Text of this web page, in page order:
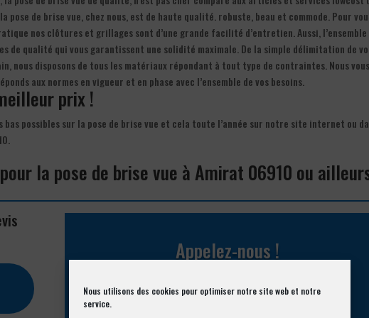
Nous utilisons des cookies pour optimiser notre site web et notre
service.
de brise vue, chez nous, est de haute qualité. robuste, beau et commode. Pour
nos clôtures et grillages sont d’une grande facilité d’entretien. Aussi, l’ensemble
de qualité qui vous garantissent une solidité maximale. De la simple délimitation de
nous disposons de tous les matériaux répondant à tout type de contraintes. Nous vous
aux normes en vigueur et en phase avec l’ensemble de vos besoins.
prix !
possibles sur la pose de brise vue et cela toute l’année sur notre site internet ou
la pose de brise vue à Amirat 06910 ou
Appelez-nous !